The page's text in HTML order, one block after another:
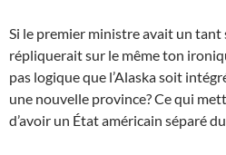
Si le premier ministre avait un tant
répliquerait sur le même ton
pas logique que l’Alaska soit
une nouvelle province? Ce qui
d’avoir un État américain séparé